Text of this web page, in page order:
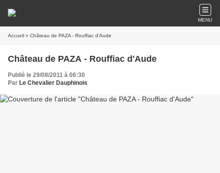
MENU
Accueil » Château de PAZA - Rouffiac d'Aude
Château de PAZA - Rouffiac d'Aude
Publié le 29/08/2011 à 06:30
Par Le Chevalier Dauphinois